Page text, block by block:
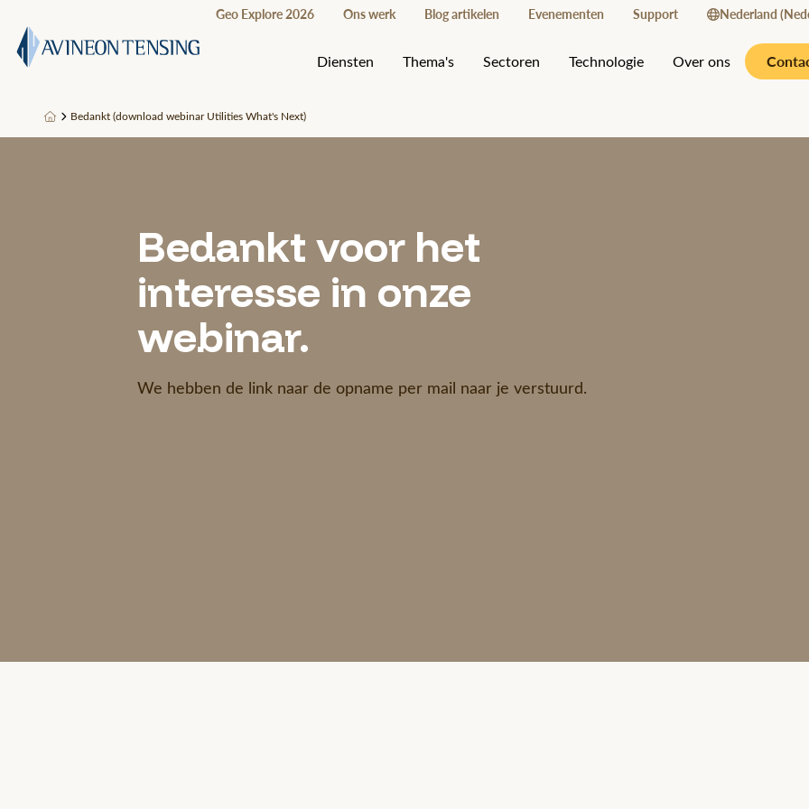
Geo Explore 2026 Ons werk Blog artikelen Evenementen Support Nederland
Diensten Thema's Sectoren Technologie Over ons
Bedankt (download webinar Utilities What's Next)
Bedankt voor het
interesse in onze
webinar.
We hebben de link naar de opname per mail naar je verstuurd.